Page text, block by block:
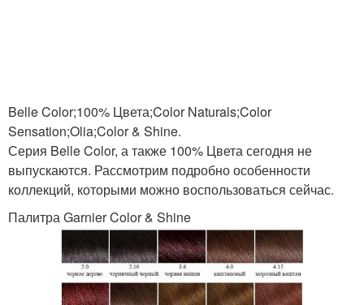
Belle Color;100% Цвета;Color Naturals;Color
Sensation;Olia;Color & Shine.
Серия Belle Color, а также 100% Цвета сегодня не
выпускаются. Рассмотрим подробно особенности
коллекций, которыми можно воспользоваться сейчас.
Палитра Garnier Color & Shine